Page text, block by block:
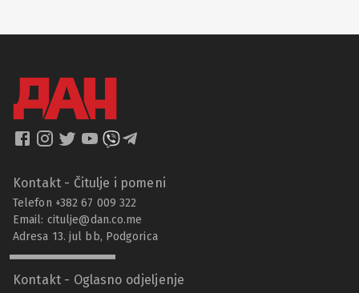
Kontakt - Čitulje i pomeni
Telefon +382 67 009 322
Email: citulje@dan.co.me
Adresa 13. jul bb, Podgorica
Kontakt - Oglasno odjeljenje